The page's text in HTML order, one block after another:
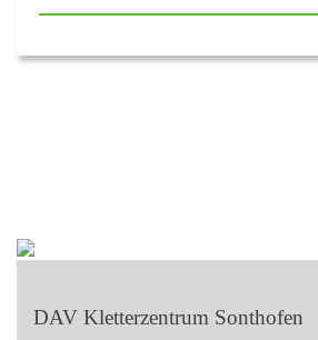
DAV Kletterzentrum Sonthofen